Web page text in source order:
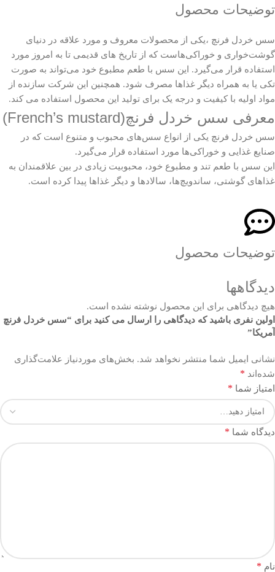
توضیحات محصول
سس خردل فرنچ ،یکی از محصولات معروف و مورد علاقه در دنیای
گوشت‌خواری و خوراکی‌هاست که از تاریخ های قدیمی تا به امروز مورد
استفاده قرار می‌گیرد. این سس با طعم مطبوع خود می‌تواند به صورت
تکی یا به همراه دیگر غذاها مصرف شود. همچنین این شرکت سازنده از
مواد اولیه با کیفیت و درجه یک برای تولید این محصول استفاده می کند.
معرفی سس خردل فرنچ(French’s mustard)
سس خردل فرنچ یکی از انواع سس‌های محبوب و متنوع است که در
صنایع غذایی و خوراکی‌ها مورد استفاده قرار می‌گیرد.
این سس با طعم تند و مطبوع خود، محبوبیت زیادی در بین علاقمندان به
غذاهای گوشتی، ساندویچ‌ها، سالادها و دیگر غذاها پیدا کرده است.
توضیحات محصول
دیدگاهها
هیچ دیدگاهی برای این محصول نوشته نشده است.
اولین نفری باشید که دیدگاهی را ارسال می کنید برای “سس خردل فرنچ
آمریکا”
نشانی ایمیل شما منتشر نخواهد شد. بخش‌های موردنیاز علامت‌گذاری
شده‌اند *
امتیاز شما *
دیدگاه شما *
نام *